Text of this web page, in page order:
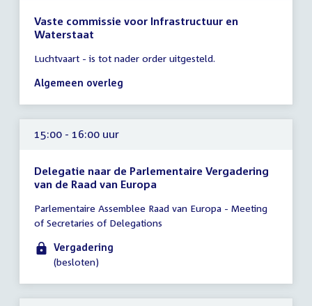
Vaste commissie voor Infrastructuur en
Waterstaat
vergadering
14:30
18:30
uur
Luchtvaart - is tot nader order uitgesteld.
Algemeen overleg
15:00 - 16:00 uur
Delegatie naar de Parlementaire Vergadering
van de Raad van Europa
vergadering
15:00
16:00
Parlementaire Assemblee Raad van Europa - Meeting
of Secretaries of Delegations
Vergadering
(besloten)